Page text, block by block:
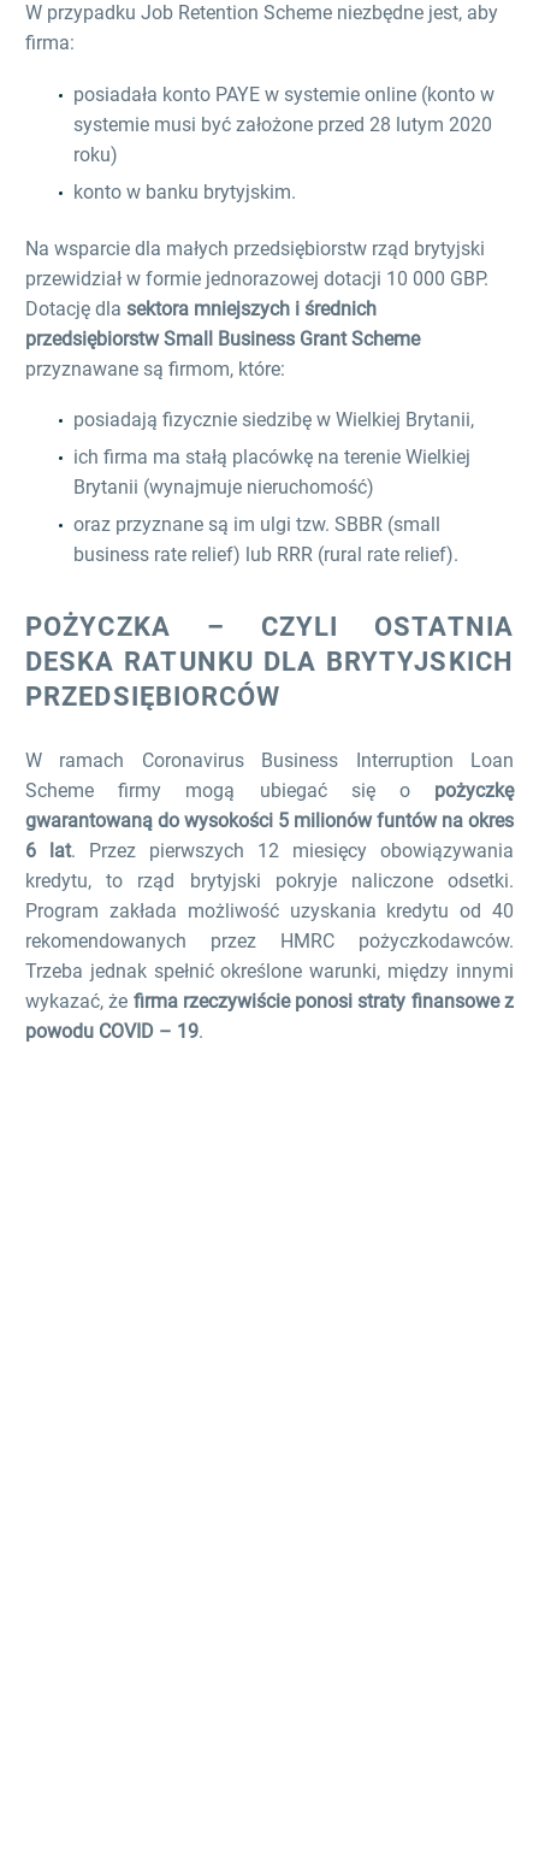
W przypadku Job Retention Scheme niezbędne jest, aby
firma:
posiadała konto PAYE w systemie online (konto w
systemie musi być założone przed 28 lutym 2020
roku)
konto w banku brytyjskim.
Na wsparcie dla małych przedsiębiorstw rząd brytyjski
przewidział w formie jednorazowej dotacji 10 000 GBP.
Dotację dla sektora mniejszych i średnich
przedsiębiorstw Small Business Grant Scheme
przyznawane są firmom, które:
posiadają fizycznie siedzibę w Wielkiej Brytanii,
ich firma ma stałą placówkę na terenie Wielkiej
Brytanii (wynajmuje nieruchomość)
oraz przyznane są im ulgi tzw. SBBR (small
business rate relief) lub RRR (rural rate relief).
POŻYCZKA – CZYLI OSTATNIA
DESKA RATUNKU DLA BRYTYJSKICH
PRZEDSIĘBIORCÓW
W ramach Coronavirus Business Interruption Loan
Scheme firmy mogą ubiegać się o pożyczkę
gwarantowaną do wysokości 5 milionów funtów na okres
6 lat. Przez pierwszych 12 miesięcy obowiązywania
kredytu, to rząd brytyjski pokryje naliczone odsetki.
Program zakłada możliwość uzyskania kredytu od 40
rekomendowanych przez HMRC pożyczkodawców.
Trzeba jednak spełnić określone warunki, między innymi
wykazać, że firma rzeczywiście ponosi straty finansowe z
powodu COVID – 19.